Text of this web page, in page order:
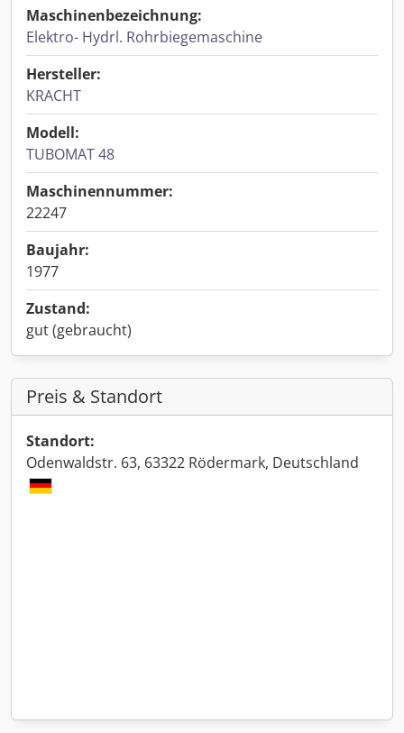
Maschinenbezeichnung:
Elektro- Hydrl. Rohrbiegemaschine
Hersteller:
KRACHT
Modell:
TUBOMAT 48
Maschinennummer:
22247
Baujahr:
1977
Zustand:
gut (gebraucht)
Preis & Standort
Standort:
Odenwaldstr. 63, 63322 Rödermark, Deutschland